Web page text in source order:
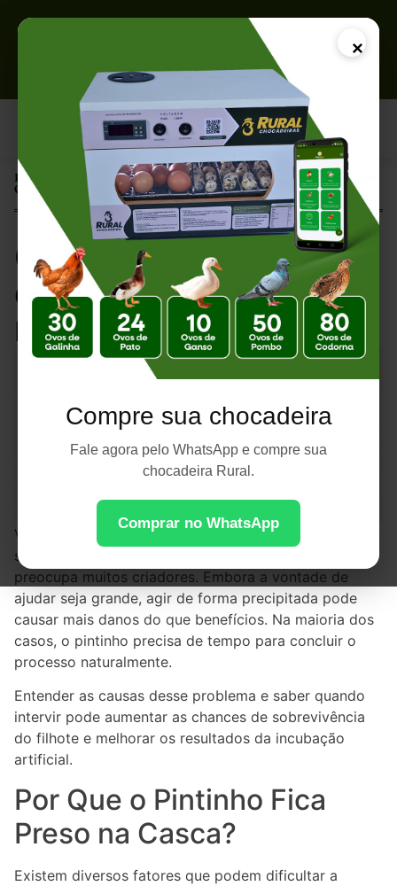
×
Compre sua chocadeira
Fale agora pelo WhatsApp e compre sua
chocadeira Rural.
Comprar no WhatsApp
Página Inicial |
O Que Fazer Quando o Pintinho Fica Preso na Casca?
O Que Fazer Quando
o Pintinho Fica Preso
na Casca?
Ver um pintinho iniciar o nascimento e não conseguir
sair completamente da casca é uma situação que
preocupa muitos criadores. Embora a vontade de
ajudar seja grande, agir de forma precipitada pode
causar mais danos do que benefícios. Na maioria dos
casos, o pintinho precisa de tempo para concluir o
processo naturalmente.
Entender as causas desse problema e saber quando
intervir pode aumentar as chances de sobrevivência
do filhote e melhorar os resultados da incubação
artificial.
Por Que o Pintinho Fica
Preso na Casca?
Existem diversos fatores que podem dificultar a